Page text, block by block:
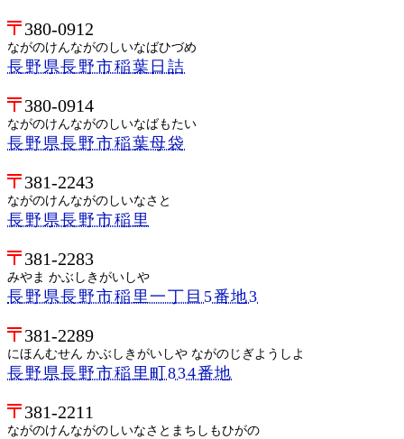
380-0912
ながのけんながのしいなばひづめ
長野県長野市稲葉日詰
380-0914
ながのけんながのしいなばもたい
長野県長野市稲葉母袋
381-2243
ながのけんながのしいなさと
長野県長野市稲里
381-2283
みやま かぶしきがいしや
長野県長野市稲里一丁目5番地3
381-2289
にほんむせん かぶしきがいしや ながのじぎようしよ
長野県長野市稲里町834番地
381-2211
ながのけんながのしいなさとまちしもひがの